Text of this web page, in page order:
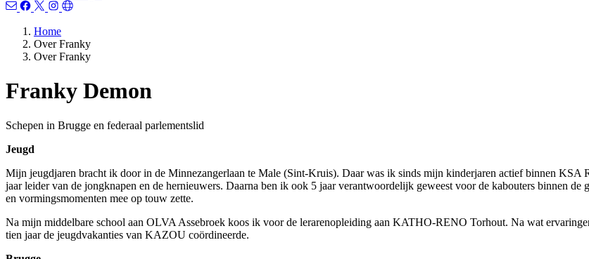
Home
Over Franky
Over Franky
Franky Demon
Schepen in Brugge en federaal parlementslid
Jeugd
Mijn jeugdjaren bracht ik door in de Minnezangerlaan te Male (Sint-Kruis). Daar was ik sinds mijn kinderjaren actief binnen
jaar leider van de jongknapen en de hernieuwers. Daarna ben ik ook 5 jaar verantwoordelijk geweest voor de kabouters binnen
en vormingsmomenten mee op touw zette.
Na mijn middelbare school aan OLVA Assebroek koos ik voor de lerarenopleiding aan KATHO-RENO Torhout. Na wat
tien jaar de jeugdvakanties van KAZOU coördineerde.